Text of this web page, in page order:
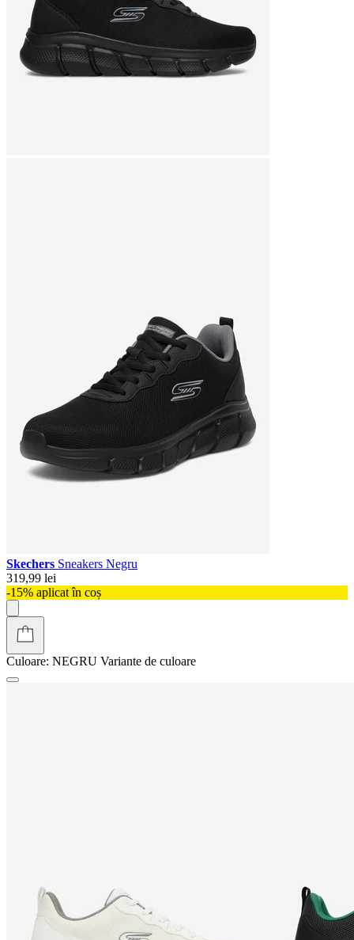
Skechers Sneakers Negru
319,99 lei
-15% aplicat în coș
Culoare: NEGRU Variante de culoare